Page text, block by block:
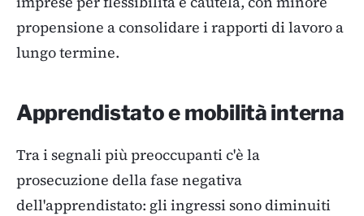
propensione a consolidare i rapporti di lavoro a
lungo termine.
Apprendistato e mobilità interna
Tra i segnali più preoccupanti c'è la
prosecuzione della fase negativa
dell'apprendistato: gli ingressi sono diminuiti